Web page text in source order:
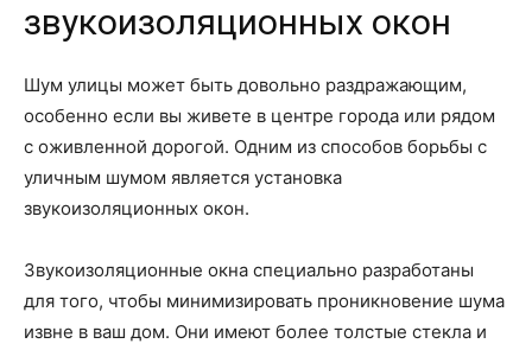
звукоизоляционных окон
Шум улицы может быть довольно раздражающим,
особенно если вы живете в центре города или рядом
с оживленной дорогой. Одним из способов борьбы с
уличным шумом является установка
звукоизоляционных окон.
Звукоизоляционные окна специально разработаны
для того, чтобы минимизировать проникновение шума
извне в ваш дом. Они имеют более толстые стекла и